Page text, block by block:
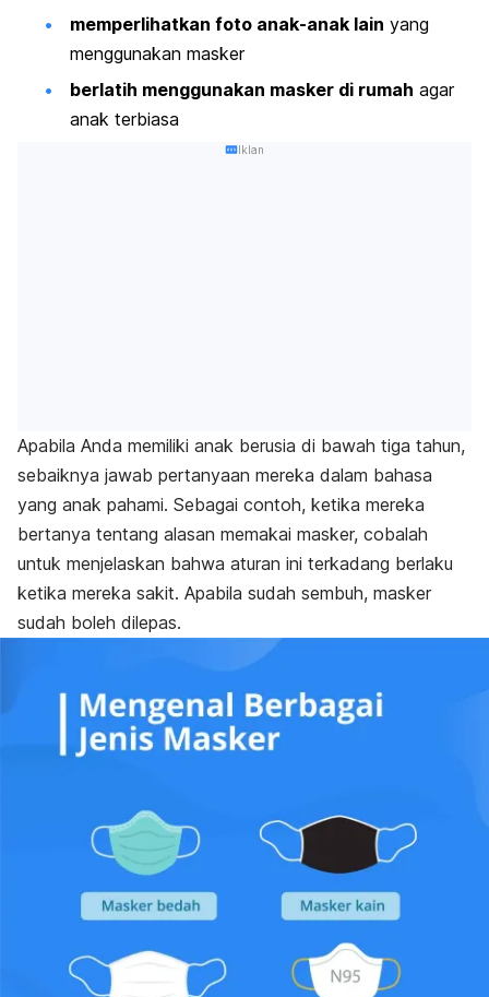
memperlihatkan foto anak-anak lain yang
menggunakan masker
berlatih menggunakan masker di rumah agar
anak terbiasa
Iklan
Apabila Anda memiliki anak berusia di bawah tiga tahun,
sebaiknya jawab pertanyaan mereka dalam bahasa
yang anak pahami. Sebagai contoh, ketika mereka
bertanya tentang alasan memakai masker, cobalah
untuk menjelaskan bahwa aturan ini terkadang berlaku
ketika mereka sakit. Apabila sudah sembuh, masker
sudah boleh dilepas.